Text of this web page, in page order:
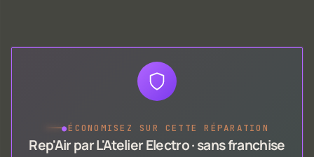
●ÉCONOMISEZ SUR CETTE RÉPARATION
Rep'Air par L'Atelier Electro · sans franchise